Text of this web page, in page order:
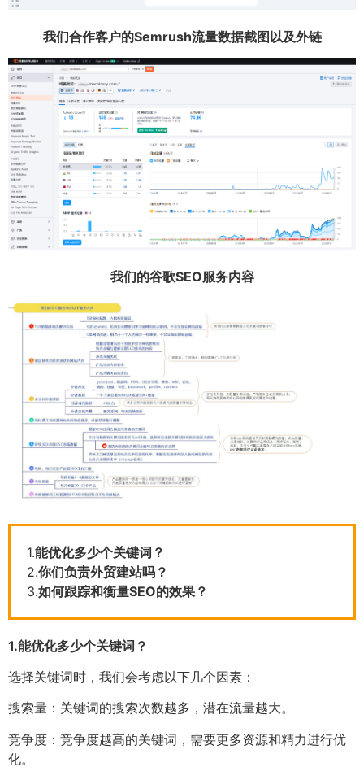
我们合作客户的Semrush流量数据截图以及外链
我们的谷歌SEO服务内容
1.能优化多少个关键词？
2.你们负责外贸建站吗？
3.如何跟踪和衡量SEO的效果？
1.能优化多少个关键词？
选择关键词时，我们会考虑以下几个因素：
搜索量：关键词的搜索次数越多，潜在流量越大。
竞争度：竞争度越高的关键词，需要更多资源和精力进行优
化。